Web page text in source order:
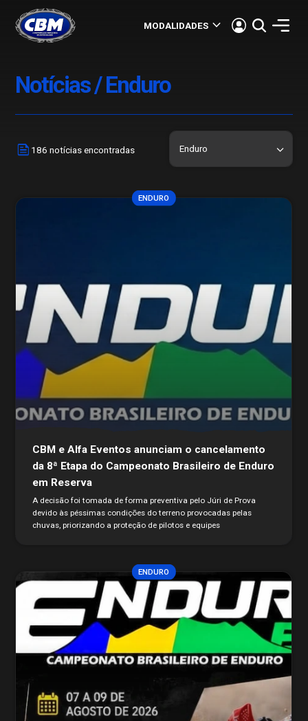
MODALIDADES keyboard_arrow_down
Notícias / Enduro
news 186 notícias encontradas
CBM e Alfa Eventos anunciam o cancelamento
da 8ª Etapa do Campeonato Brasileiro de Enduro
em Reserva
A decisão foi tomada de forma preventiva pelo Júri de Prova
devido às péssimas condições do terreno provocadas pelas
chuvas, priorizando a proteção de pilotos e equipes
ENDURO
ENDURO